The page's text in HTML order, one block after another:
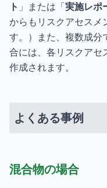
ト 」または「実施レポ
からもリスクアセスメ
す。）また、複数成分
合には、各リスクアセ
作成されます。
よくある事例
混合物の場合